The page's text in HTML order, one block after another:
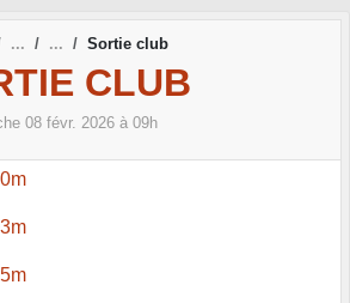
Sortie club
CLUB
08 févr. 2026 à 09h